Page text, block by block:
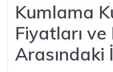
Kumlama
Fiyatları
Arasındaki